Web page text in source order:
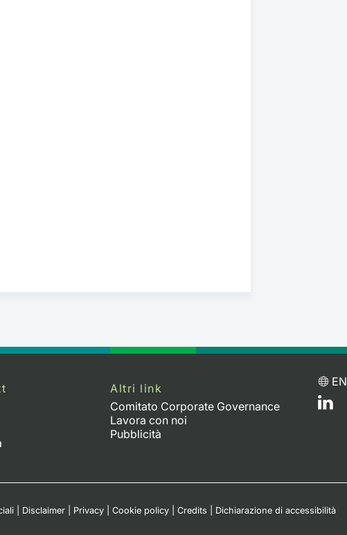
Altri link
Comitato Corporate Governance
Lavora con noi
Pubblicità
EN
Disclaimer Privacy Cookie policy Credits Dichiarazione di accessibilità